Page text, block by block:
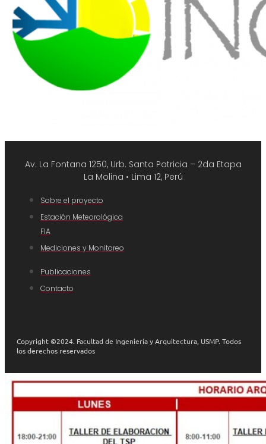
Av. La Fontana 1250, Urb. Santa Patricia – 2da Etapa
La Molina • Lima 12, Perú
Sobre el proyecto
Estación Meteorológica
FIA
Mediciones y Monitoreo
Publicaciones
Contacto
Copyright ©2024. Facultad de Ingeniería y Arquitectura, USMP. Todos
los derechos reservados